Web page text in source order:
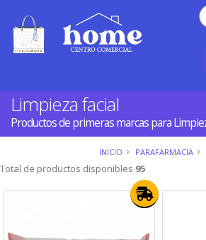
Limpieza facial
Productos de primeras marcas para
INICIO PARAFARMACIA
Total de productos disponibles 95